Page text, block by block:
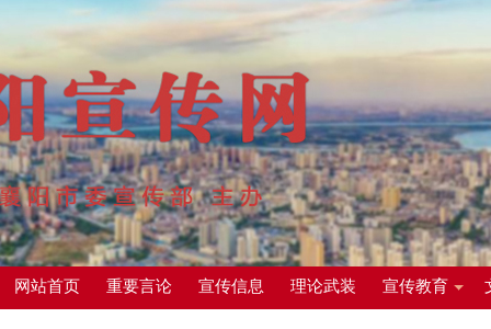
网站首页 重要言论 宣传信息 理论武装 宣传教育